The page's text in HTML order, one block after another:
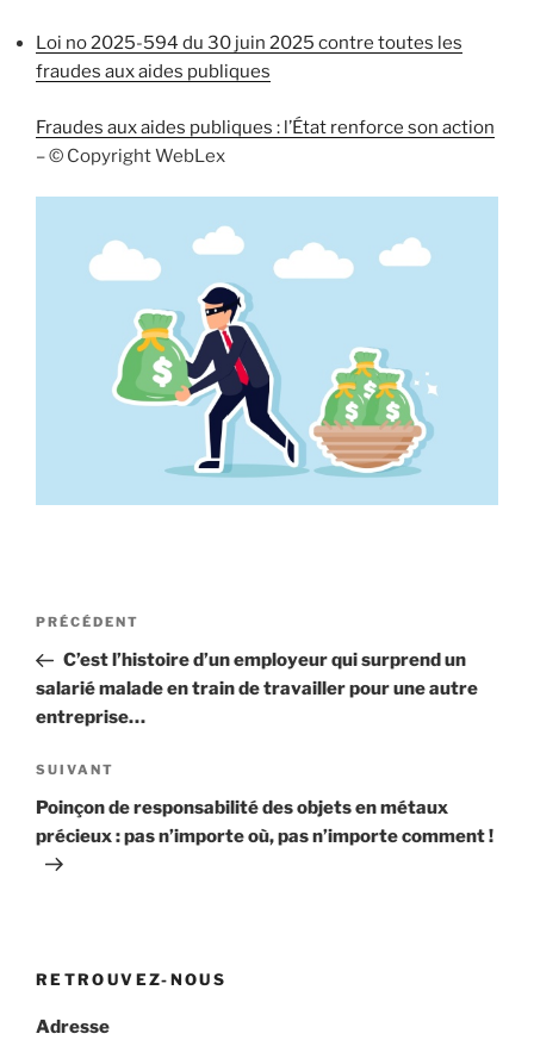
Loi no 2025-594 du 30 juin 2025 contre toutes les
fraudes aux aides publiques
Fraudes aux aides publiques : l’État renforce son action
– © Copyright WebLex
Navigation
l’article
Article
précédent
PRÉCÉDENT
C’est l’histoire d’un employeur qui surprend un
salarié malade en train de travailler pour une autre
entreprise…
Article
suivant
SUIVANT
Poinçon de responsabilité des objets en métaux
précieux : pas n’importe où, pas n’importe comment !
RETROUVEZ-NOUS
Adresse